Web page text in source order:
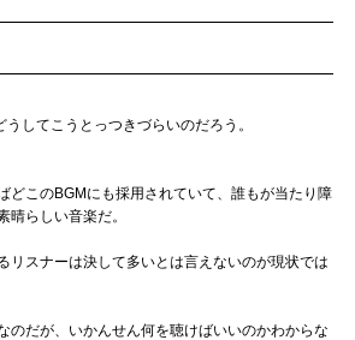
ス #女性SSW #ロック
HM #女性シンガー
うしてこうとっつきづらいのだろう。
どこのBGMにも採用されていて、誰もが当たり障
晴らしい音楽だ。
リスナーは決して多いとは言えないのが現状では
のだが、いかんせん何を聴けばいいのかわからな